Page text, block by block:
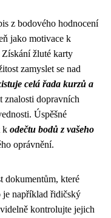
z bodového hodnocení
jako motivace k
žluté karty
zamyslet se nad
celá řada kurzů a
znalosti dopravních
Úspěšné
k odečtu bodů z vašeho
oprávnění.
dokumentům, které
například řidičský
kontrolujte jejich